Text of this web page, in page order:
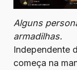
Alguns
armadilhas.
Independente
começa na